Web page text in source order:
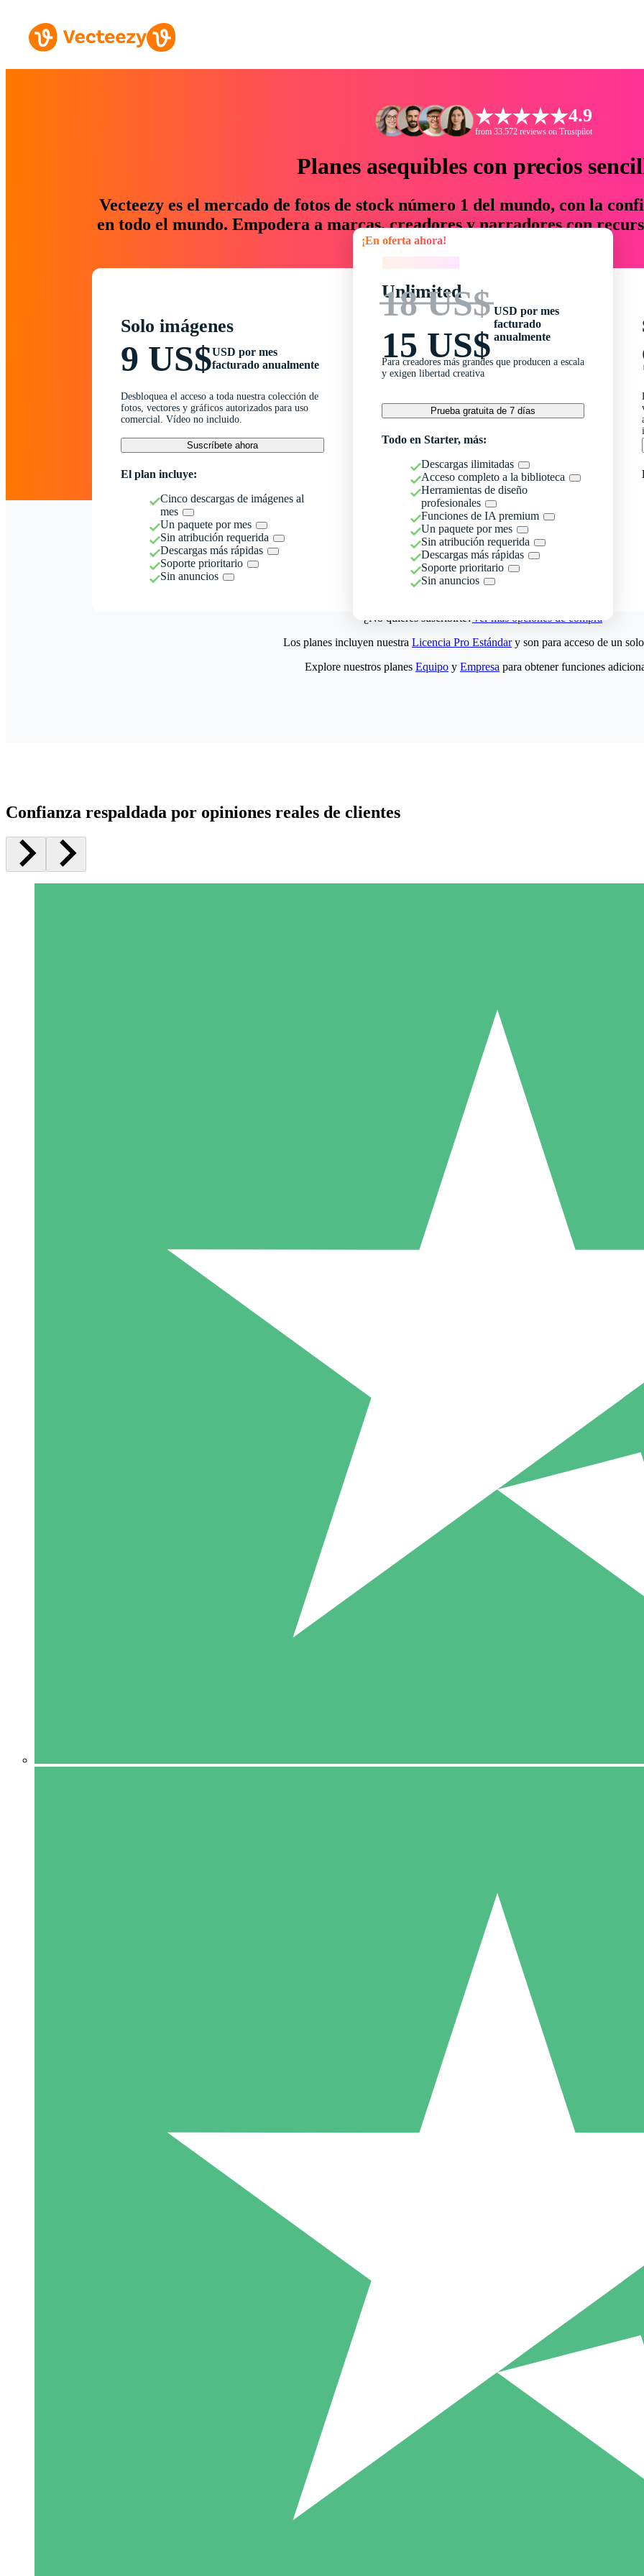
4.9
from 33.572 reviews on Trustpilot
Planes asequibles con precios
Vecteezy es el mercado de fotos de stock número 1 del mundo, con la
en todo el mundo. Empodera a marcas, creadores y narradores con
un 76 % en tiempo y presupuesto.
Solo imágenes
9 US$USD por mes
facturado anualmente
Desbloquea el acceso a toda nuestra colección de
fotos, vectores y gráficos autorizados para uso
comercial. Vídeo no incluido.
Suscríbete ahora
El plan incluye:
Cinco descargas de imágenes al
mes
Un paquete por mes
Sin atribución requerida
Descargas más rápidas
Soporte prioritario
Sin anuncios
¡En oferta ahora!
Unlimited
18 US$
15 US$
USD por mes
facturado
anualmente
Para creadores más grandes que producen a escala
y exigen libertad creativa
Prueba gratuita de 7 días
Todo en Starter, más:
Descargas ilimitadas
Acceso completo a la biblioteca
Herramientas de diseño
profesionales
Funciones de IA premium
Un paquete por mes
Sin atribución requerida
Descargas más rápidas
Soporte prioritario
Sin anuncios
¿No quieres suscribirte?Ver más opciones de compra
5 Descargas
15
Los planes incluyen nuestra Licencia Pro Estándary son para acceso de un
Explore nuestros planes Equipo y Empresa para obtener funciones
Confianza respaldada por opiniones reales de clientes